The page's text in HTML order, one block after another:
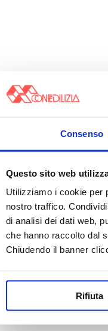
Consenso
Questo sito web
Utilizziamo i cookie per
nostro traffico.
di analisi dei dati web,
che hanno raccolto dal
Chiudendo il banner
Rifiuta